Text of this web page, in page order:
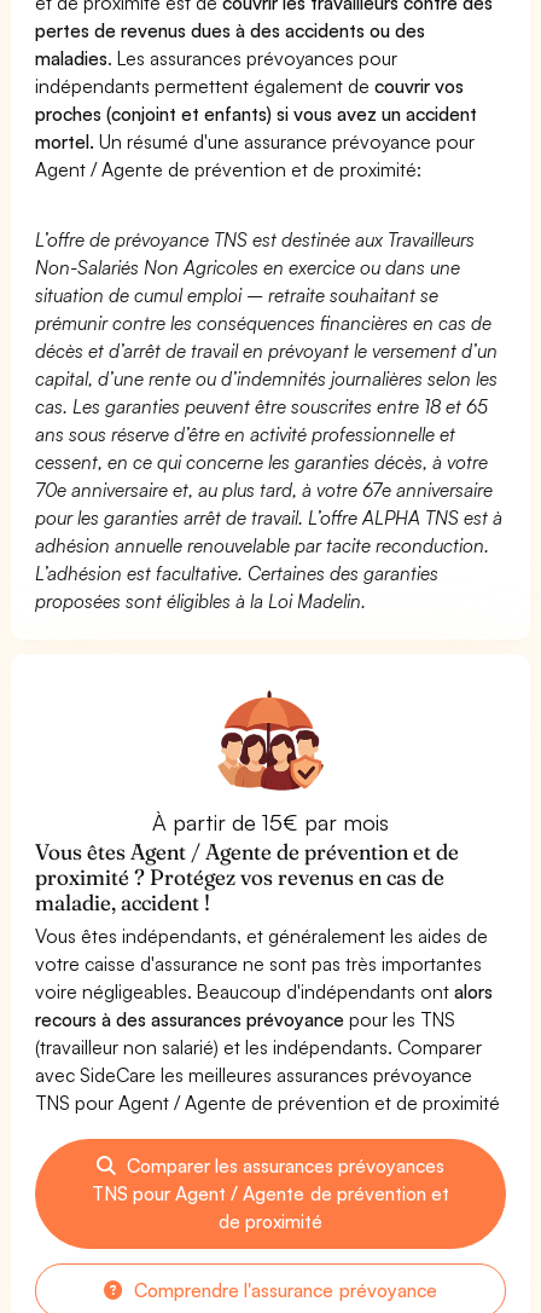
pertes de revenus dues à des accidents ou des
maladies. Les assurances prévoyances pour
indépendants permettent également decouvrir vos
proches (conjoint et enfants) si vous avez un accident
mortel. Un résumé d'une assurance prévoyance pour
Agent / Agente de prévention et de proximité:
L’offre de prévoyance TNS est destinée aux Travailleurs
Non-Salariés Non Agricoles en exercice ou dans une
situation de cumul emploi – retraite souhaitant se
prémunir contre les conséquences financières en cas de
décès et d’arrêt de travail en prévoyant le versement d’un
capital, d’une rente ou d’indemnités journalières selon les
cas. Les garanties peuvent être souscrites entre 18 et 65
ans sous réserve d’être en activité professionnelle et
cessent, en ce qui concerne les garanties décès, à votre
70e anniversaire et, au plus tard, à votre 67e anniversaire
pour les garanties arrêt de travail. L’offre ALPHA TNS est à
adhésion annuelle renouvelable par tacite reconduction.
L’adhésion est facultative. Certaines des garanties
proposées sont éligibles à la Loi Madelin.
À partir de 15€ par mois
Vous êtes Agent / Agente de prévention et de
proximité ? Protégez vos revenus en cas de
maladie, accident !
Vous êtes indépendants, et généralement les aides de
votre caisse d'assurance ne sont pas très importantes
voire négligeables. Beaucoup d'indépendants ontalors
recours à des assurances prévoyance pour les TNS
(travailleur non salarié) et les indépendants. Comparer
avec SideCare les meilleures assurances prévoyance
TNS pour Agent / Agente de prévention et de proximité
Comparer les assurances prévoyances
TNS pour Agent / Agente de prévention et
de proximité
Comprendre l'assurance prévoyance